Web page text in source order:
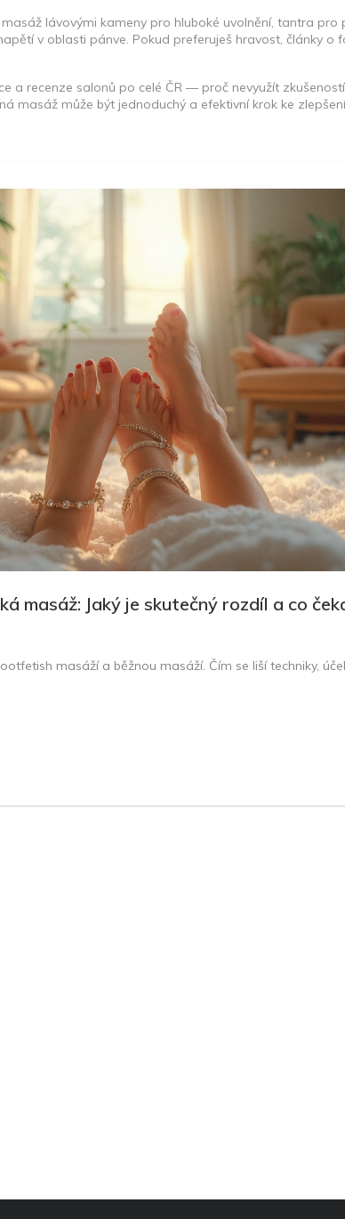
lávovými kameny pro hluboké uvolnění, tantra pro
v oblasti pánve. Pokud preferuješ hravost, články o
a recenze salonů po celé ČR — proč nevyužít
masáž může být jednoduchý a efektivní krok ke
masáž: Jaký je skutečný rozdíl a co
masáží a běžnou masáží. Čím se liší techniky,